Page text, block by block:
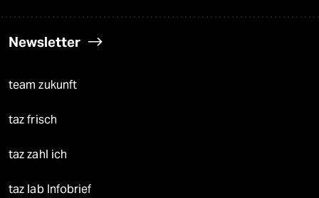
Newsletter
team zukunft
taz frisch
taz zahl ich
taz lab Infobrief